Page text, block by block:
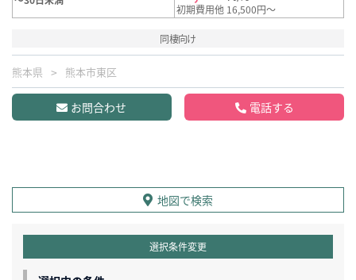
初期費用他 16,500円～
同棲向け
熊本県 熊本市東区
お問合わせ 電話する
地図で検索
選択条件変更